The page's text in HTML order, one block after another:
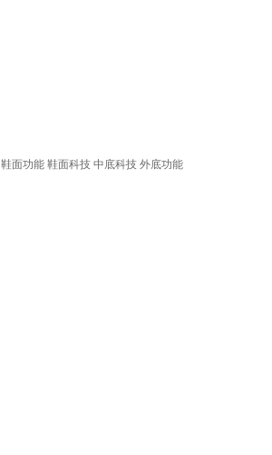
鞋面功能 鞋面科技 中底科技 外底功能